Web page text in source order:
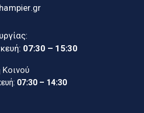
07:30 – 15:30
07:30 – 14:30